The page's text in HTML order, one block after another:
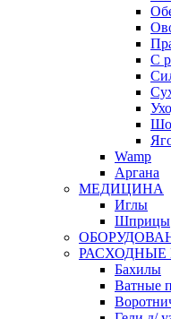
С
Wamp
Аргана
МЕДИЦИНА
Иглы
Шприцы
Бахилы
Ватные